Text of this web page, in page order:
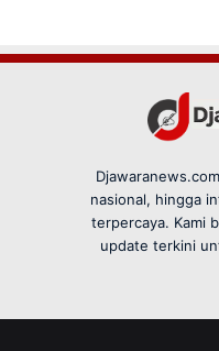
nasional, hingga
terpercaya. Kami
update terkini